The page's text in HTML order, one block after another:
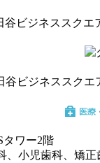
谷ビジネススクエ
谷ビジネススクエ
タワー2階
、小児歯科、矯正